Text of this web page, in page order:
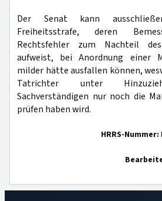
Der Senat kann
Freiheitsstrafe, deren
Rechtsfehler zum Nachteil
aufweist, bei Anordnung einer
milder hätte ausfallen können,
Tatrichter unter
Sachverständigen nur noch die
prüfen haben wird.
HRRS-Nummer: